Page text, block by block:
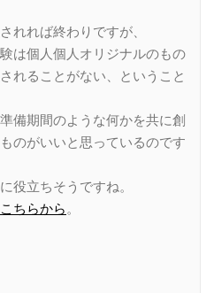
れれば終わりですが、
は個人個人オリジナルのもの
れることがない、ということ
備期間のような何かを共に創
のがいいと思っているのです
役立ちそうですね。
こちらから 。